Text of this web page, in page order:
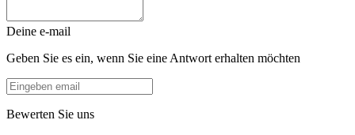
Deine e-mail
Geben Sie es ein, wenn Sie eine Antwort erhalten möchten
Bewerten Sie uns